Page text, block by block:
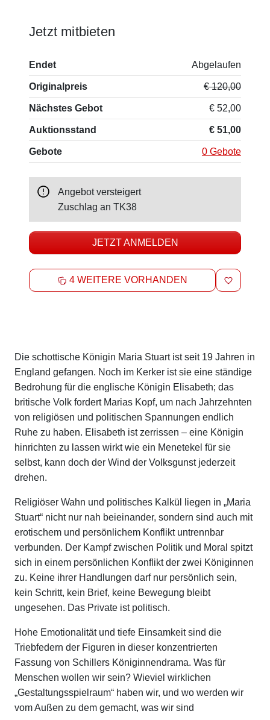
Jetzt mitbieten
Endet Abgelaufen
Originalpreis € 120,00
Nächstes Gebot € 52,00
Auktionsstand € 51,00
Gebote 0 Gebote
Angebot versteigert
Zuschlag an TK38
JETZT ANMELDEN
4 WEITERE VORHANDEN MERKEN
Beschreibung
Die schottische Königin Maria Stuart ist seit 19 Jahren in
England gefangen. Noch im Kerker ist sie eine ständige
Bedrohung für die englische Königin Elisabeth; das
britische Volk fordert Marias Kopf, um nach Jahrzehnten
von religiösen und politischen Spannungen endlich
Ruhe zu haben. Elisabeth ist zerrissen – eine Königin
hinrichten zu lassen wirkt wie ein Menetekel für sie
selbst, kann doch der Wind der Volksgunst jederzeit
drehen.
Religiöser Wahn und politisches Kalkül liegen in „Maria
Stuart“ nicht nur nah beieinander, sondern sind auch mit
erotischem und persönlichem Konflikt untrennbar
verbunden. Der Kampf zwischen Politik und Moral spitzt
sich in einem persönlichen Konflikt der zwei Königinnen
zu. Keine ihrer Handlungen darf nur persönlich sein,
kein Schritt, kein Brief, keine Bewegung bleibt
ungesehen. Das Private ist politisch.
Hohe Emotionalität und tiefe Einsamkeit sind die
Triebfedern der Figuren in dieser konzentrierten
Fassung von Schillers Königinnendrama. Was für
Menschen wollen wir sein? Wieviel wirklichen
„Gestaltungsspielraum“ haben wir, und wo werden wir
vom Außen zu dem gemacht, was wir sind